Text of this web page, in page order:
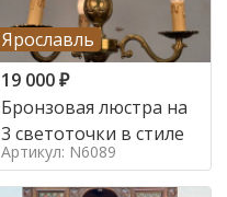
Ярославль
19 000₽
Бронзовая люстра на
3 светоточки в стиле
Артикул: N6089